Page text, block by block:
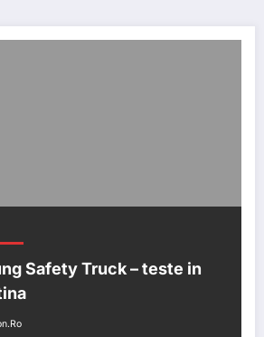
Safety Truck – teste in